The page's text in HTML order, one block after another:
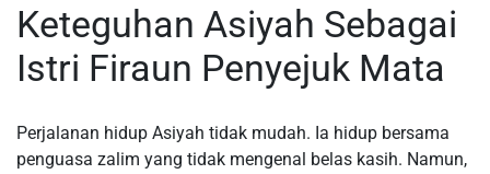
Keteguhan Asiyah Sebagai
Istri Firaun Penyejuk Mata
Perjalanan hidup Asiyah tidak mudah. Ia hidup bersama
penguasa zalim yang tidak mengenal belas kasih. Namun,